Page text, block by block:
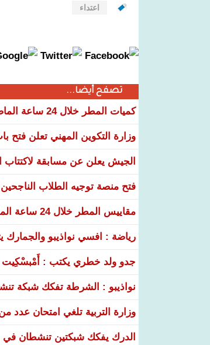
اعتداء
تصفح أيضا...
كميات المطر خلال 24 ساعة الماضية على مناطق عدة من البلاد
وزارة التكوين المهني تعلن فتح
الجيش يعلن عن مسابقة لاكتتاب
فتح منصة توجيه الطلاب الناجحين
مقاييس المطر خلال 24 ساعة الماضية على عشر ولايات
رياضة : افسي نواذيبو والجمارك
جدو ولد خطري يكتب :
نواذيبو : الشرطة تفكك شبكة
وزارة التربية تلغي امتحان عدد
الدرك يفكك شبكتين تنشطان في